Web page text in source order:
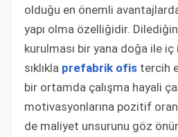
olduğu en önemli
yapı olma özelliğidir.
kurulması bir yana doğa ile
sıklıkla prefabrik ofis tercih
bir ortamda çalışma hayali
motivasyonlarına pozitif
de maliyet unsurunu göz